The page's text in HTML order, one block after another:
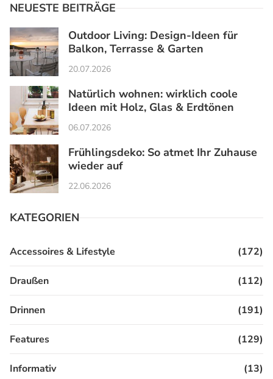
NEUESTE BEITRÄGE
Outdoor Living: Design-Ideen für
Balkon, Terrasse & Garten
20.07.2026
Natürlich wohnen: wirklich coole
Ideen mit Holz, Glas & Erdtönen
06.07.2026
Frühlingsdeko: So atmet Ihr Zuhause
wieder auf
22.06.2026
KATEGORIEN
Accessoires & Lifestyle (172)
Draußen (112)
Drinnen (191)
Features (129)
Informativ (13)